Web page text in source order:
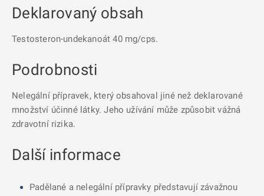
Deklarovaný obsah
Testosteron-undekanoát 40 mg/cps.
Podrobnosti
Nelegální přípravek, který obsahoval jiné než deklarované
množství účinné látky. Jeho užívání může způsobit vážná
zdravotní rizika.
Další informace
Padělané a nelegální přípravky představují závažnou